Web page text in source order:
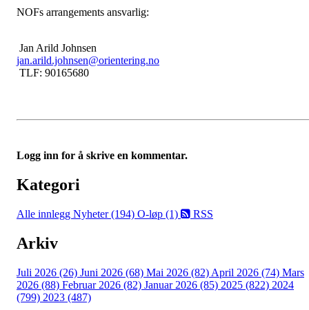
NOFs arrangements ansvarlig:
Jan Arild Johnsen
jan.arild.johnsen@orientering.no
TLF: 90165680
Logg inn for å skrive en kommentar.
Kategori
Alle innlegg Nyheter (194) O-løp (1) RSS
Arkiv
Juli 2026 (26) Juni 2026 (68) Mai 2026 (82) April 2026 (74) Mars
2026 (88) Februar 2026 (82) Januar 2026 (85) 2025 (822) 2024
(799) 2023 (487)